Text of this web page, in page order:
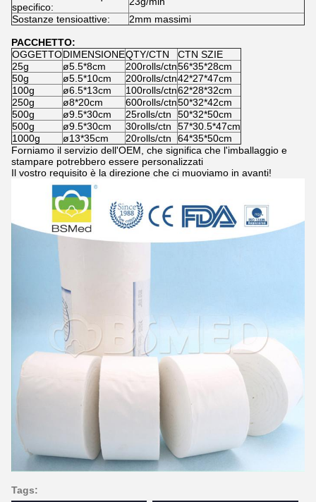
specifico:
Sostanze tensioattive:
2mm massimi
PACCHETTO:
OGGETTODIMENSIONEQTY/CTN
CTN SZIE
25g
ø5.5*8cm 200rolls/ctn56*35*28cm
50g
ø5.5*10cm 200rolls/ctn42*27*47cm
100g
ø6.5*13cm 100rolls/ctn62*28*32cm
250g
ø8*20cm 600rolls/ctn50*32*42cm
500g
ø9.5*30cm 25rolls/ctn
50*32*50cm
500g
ø9.5*30cm 30rolls/ctn
57*30.5*47cm
1000g
ø13*35cm 20rolls/ctn
64*35*50cm
Forniamo il servizio dell'OEM, che significa che l'imballaggio e
stampare potrebbero essere personalizzati
Il vostro requisito è la direzione che ci muoviamo in avanti!
Tags: